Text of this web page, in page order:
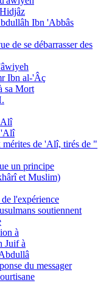
Ibn 'Abbâs
de se débarrasser des
Ibn al-'Âç
sa Mort
'Alî
mérites de 'Alî, tirés de "
un principe
et Muslim)
l'expérience
soutiennent
à
Juif à
du messager